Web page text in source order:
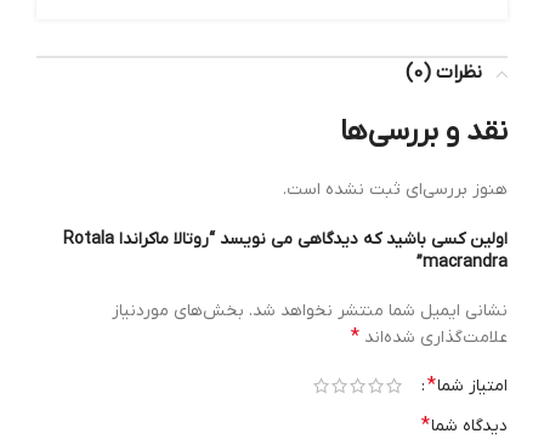
نظرات (0)
نقد و بررسی‌ها
هنوز بررسی‌ای ثبت نشده است.
اولین کسی باشید که دیدگاهی می نویسد “روتالا ماکراندا Rotala
macrandra”
نشانی ایمیل شما منتشر نخواهد شد. بخش‌های موردنیاز
علامت‌گذاری شده‌اند *
امتیاز شما*
دیدگاه شما*